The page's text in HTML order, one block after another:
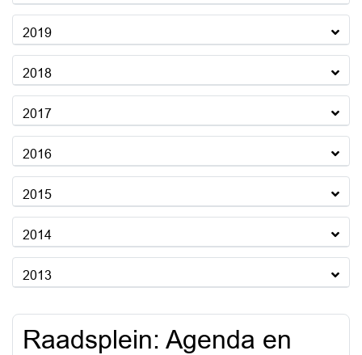
2019
2018
2017
2016
2015
2014
2013
Raadsplein: Agenda en